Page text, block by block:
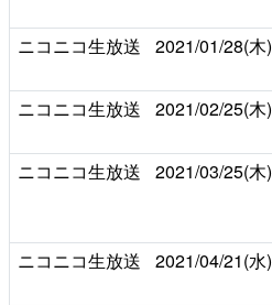
ニコニコ生放送 2021/01/28(木)
ニコニコ生放送 2021/02/25(木)
ニコニコ生放送 2021/03/25(木)
ニコニコ生放送 2021/04/21(水)